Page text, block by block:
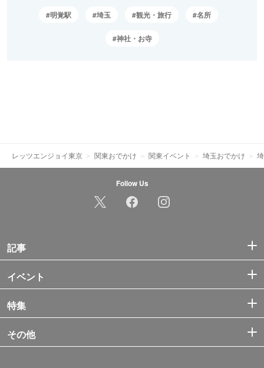
明覚駅 埼玉 観光・旅行 名所
神社・お寺
レッツエンジョイ東京 関東おでかけ 関東イベント 埼玉おでかけ
Follow Us
記事
イベント
特集
その他